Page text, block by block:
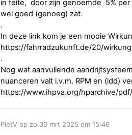
in feite, door zijn genoemde 5% per
wel goed (genoeg) zat.
.
In deze link kom je een mooie
https://fahrradzukunft.de/20/
.
Nog wat aanvullende
nuanceren valt i.v.m. RPM en (idd)
https://www.ihpva.org/hparchive/
PietV op zo 30 mrt 2025 om 15:46